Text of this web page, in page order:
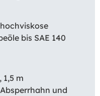
bis SAE 140
1,5 m
und